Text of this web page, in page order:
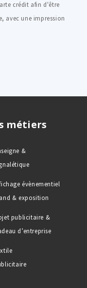
crédit afin d'être
avec une impression
métiers
&
évènementiel
& exposition
publicitaire &
d’entreprise